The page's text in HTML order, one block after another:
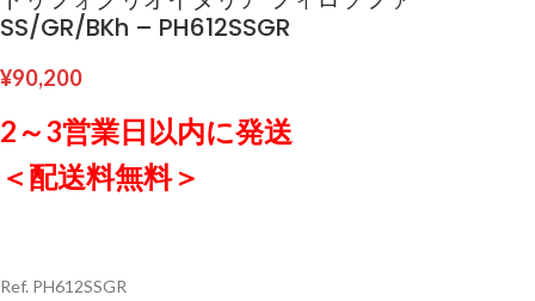
SS/GR/BKh – PH612SSGR
¥90,200
2～3営業日以内に発送
＜配送料無料＞
Ref. PH612SSGR